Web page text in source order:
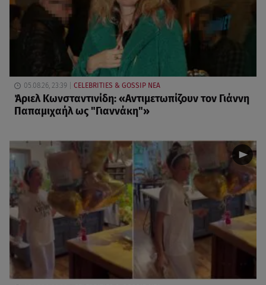
05.08.26, 23:39 CELEBRITIES & GOSSIP ΝΕΑ
Άριελ Κωνσταντινίδη: «Αντιμετωπίζουν τον Γιάννη
Παπαμιχαήλ ως "Γιαννάκη"»